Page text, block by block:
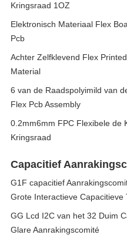
Kringsraad 1OZ
Elektronisch Materiaal Flex
Pcb
Achter Zelfklevend Flex
Material
6 van de Raadspolyimild van
Flex Pcb Assembly
0.2mm6mm FPC Flexibele de
Kringsraad
Capacitief
G1F capacitief
Grote Interactieve Capacitieve
GG Lcd I2C van het 32 Duim
Glare Aanrakingscomité